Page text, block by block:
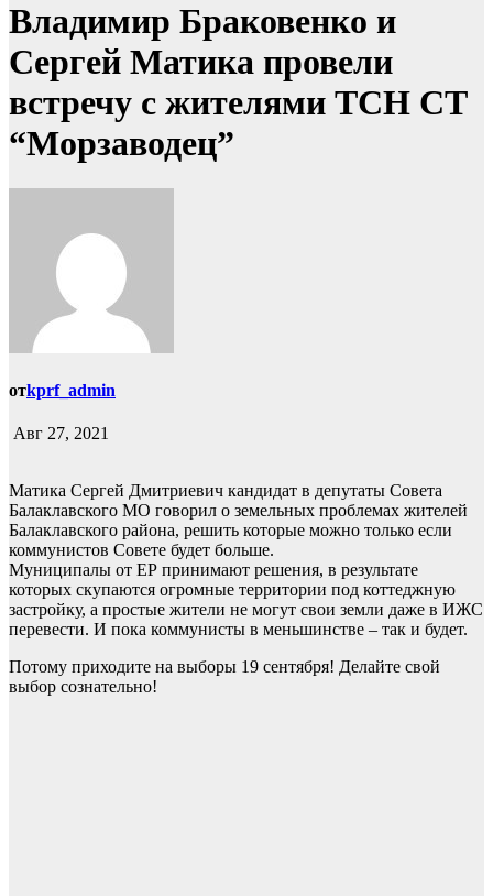
Владимир Браковенко и
Сергей Матика провели
встречу с жителями ТСН СТ
“Морзаводец”
отkprf_admin
Авг 27, 2021
Матика Сергей Дмитриевич кандидат в депутаты Совета
Балаклавского МО говорил о земельных проблемах жителей
Балаклавского района, решить которые можно только если
коммунистов Совете будет больше.
Муниципалы от ЕР принимают решения, в результате
которых скупаются огромные территории под коттеджную
застройку, а простые жители не могут свои земли даже в ИЖС
перевести. И пока коммунисты в меньшинстве – так и будет.
Потому приходите на выборы 19 сентября! Делайте свой
выбор сознательно!